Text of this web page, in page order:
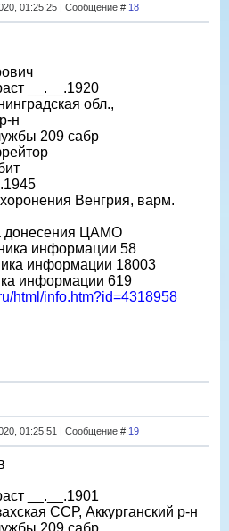
01:25:25 | Сообщение # 18
__.__.1920
обл.,
н
209 сабр
Венгрия, варм.
донесения ЦАМО
информации 58
информации 18003
информации 619
html/info.htm?id=4318958
01:25:51 | Сообщение # 19
__.__.1901
ССР, Аккурганский р-н
209 сабр